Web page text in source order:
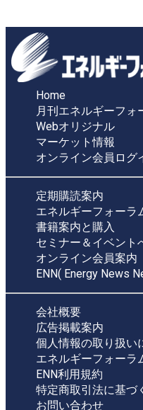
Home
月刊エネルギーフォ
Webオリジナル
マーケット情報
オンライン会員ログ
定期購読案内
エネルギーフォーラ
書籍案内と購入
セミナー＆イベント
オンライン会員案内
ENN( Energy News
会社概要
広告掲載案内
個人情報の取り扱い
エネルギーフォーラ
ENN利用規約
特定商取引法に基づ
お問い合わせ